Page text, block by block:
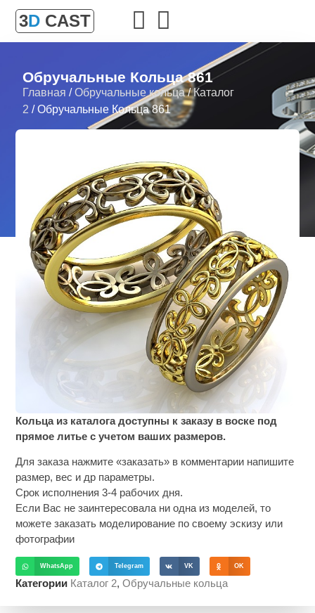
3D CAST
Обручальные Кольца 861
Главная /Обручальные кольца/Каталог
2 / Обручальные Кольца 861
Кольца из каталога доступны к заказу в воске под
прямое литье с учетом ваших размеров.
Для заказа нажмите «заказать» в комментарии напишите
размер, вес и др параметры.
Срок исполнения 3-4 рабочих дня.
Если Вас не заинтересовала ни одна из моделей, то
можете заказать моделирование по своему эскизу или
фотографии
WhatsApp Telegram VK OK
Категории Каталог 2,Обручальные кольца